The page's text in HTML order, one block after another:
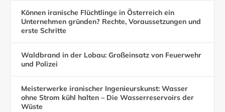
Können iranische Flüchtlinge in Österreich ein
Unternehmen gründen? Rechte, Voraussetzungen und
erste Schritte
Waldbrand in der Lobau: Großeinsatz von Feuerwehr
und Polizei
Meisterwerke iranischer Ingenieurskunst: Wasser
ohne Strom kühl halten – Die Wasserreservoirs der
Wüste